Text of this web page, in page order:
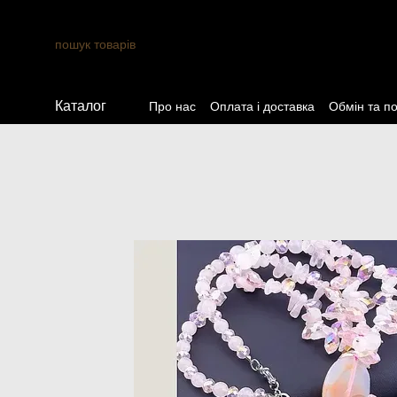
Каталог Про нас Оплата і доставка Обмін та